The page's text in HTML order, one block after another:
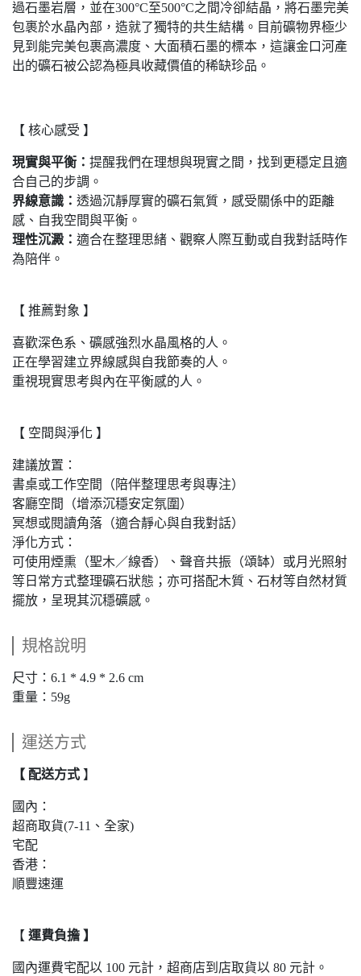
過石墨岩層，並在300°C至500°C之間冷卻結晶，將石墨完美
包裹於水晶內部，造就了獨特的共生結構。目前礦物界極少
見到能完美包裹高濃度、大面積石墨的標本，這讓金口河產
出的礦石被公認為極具收藏價值的稀缺珍品。
【 核心感受 】
現實與平衡： 提醒我們在理想與現實之間，找到更穩定且適
合自己的步調。
界線意識： 透過沉靜厚實的礦石氣質，感受關係中的距離
感、自我空間與平衡。
理性沉澱： 適合在整理思緒、觀察人際互動或自我對話時作
為陪伴。
【 推薦對象 】
喜歡深色系、礦感強烈水晶風格的人。
正在學習建立界線感與自我節奏的人。
重視現實思考與內在平衡感的人。
【 空間與淨化 】
建議放置：
書桌或工作空間（陪伴整理思考與專注）
客廳空間（增添沉穩安定氛圍）
冥想或閱讀角落（適合靜心與自我對話）
淨化方式：
可使用煙熏（聖木／線香）、聲音共振（頌缽）或月光照射
等日常方式整理礦石狀態；亦可搭配木質、石材等自然材質
擺放，呈現其沉穩礦感。
規格說明
尺寸：6.1 * 4.9 * 2.6 cm
重量：59g
運送方式
【 配送方式 】
國內：
超商取貨(7-11、全家)
宅配
香港：
順豐速運
【 運費負擔 】
國內運費宅配以 100 元計，超商店到店取貨以 80 元計。